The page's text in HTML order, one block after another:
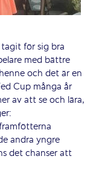
för sig bra
med bättre
och det är en
Cup många år
av att se och lära,
andra yngre
det chanser att